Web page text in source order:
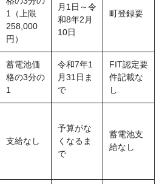
1（上限
258,000
円）
月1日～令
和8年2月
10日
町登録要
蓄電池価
格の3分の
1
令和7年1
月31日ま
で
FIT認定要
件記載な
し
支給なし
予算がな
くなるま
で
蓄電池支
給なし